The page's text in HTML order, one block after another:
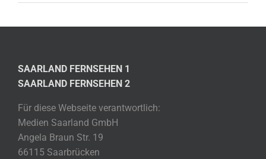
SAARLAND FERNSEHEN 1
SAARLAND FERNSEHEN 2
Für diese Webseite verantwortlich:
Medien Saarland GmbH
Angela Braun Str. 19
66115 Saarbrücken